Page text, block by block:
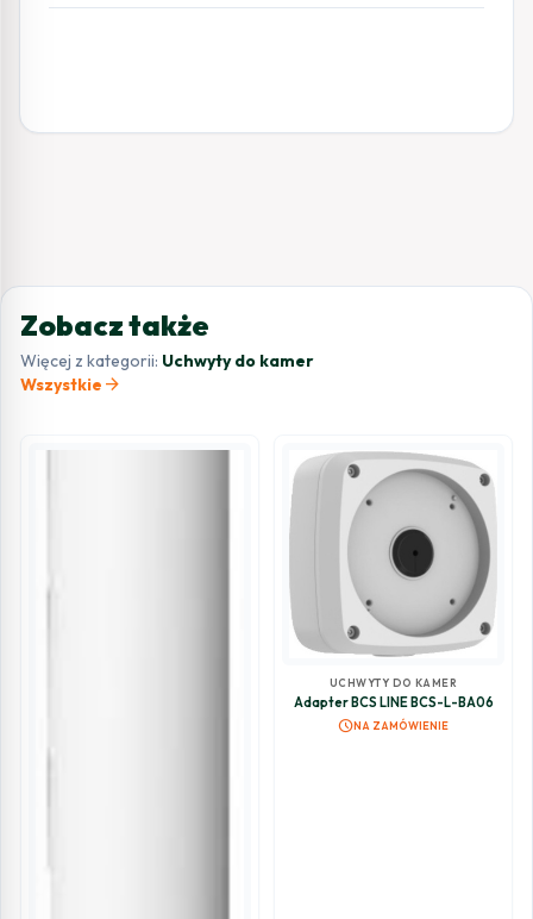
Zobacz także
Więcej z kategorii: Uchwyty do kamer
Wszystkie arrow_forward
UCHWYTY DO KAMER
Adapter BCS LINE BCS-L-BA06
scheduleNA ZAMÓWIENIE